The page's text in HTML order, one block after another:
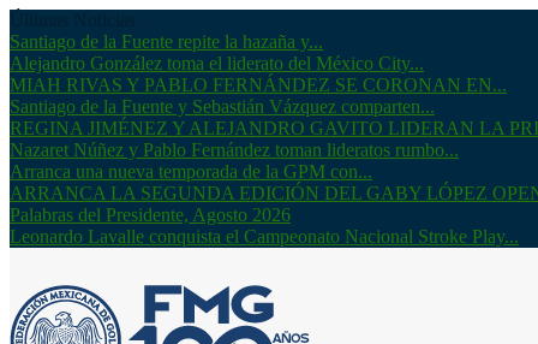
Santiago de la Fuente repite la hazaña y...
Alejandro González toma el liderato del México City...
MIAH RIVAS Y PABLO FERNÁNDEZ SE CORONAN EN...
Santiago de la Fuente y Sebastián Vázquez comparten...
REGINA JIMÉNEZ Y ALEJANDRO GAVITO LIDERAN LA
Nazaret Núñez y Pablo Fernández toman lideratos rumbo...
Arranca una nueva temporada de la GPM con...
ARRANCA LA SEGUNDA EDICIÓN DEL GABY LÓPEZ
Palabras del Presidente, Agosto 2026
Leonardo Lavalle conquista el Campeonato Nacional Stroke Play...